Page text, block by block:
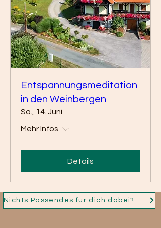
Entspannungsmeditation
in den Weinbergen
Sa., 14. Juni
Mehr Infos
Details
Nichts Passendes für dich dabei? Dann nimm jetzt Kontakt auf und ich fertige für dich dein Persönliches Schmuckstück!